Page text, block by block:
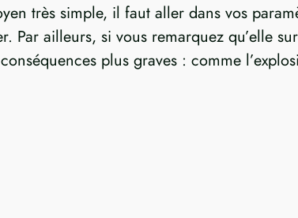
très simple, il faut aller dans vos
Par ailleurs, si vous remarquez qu’elle
plus graves : comme